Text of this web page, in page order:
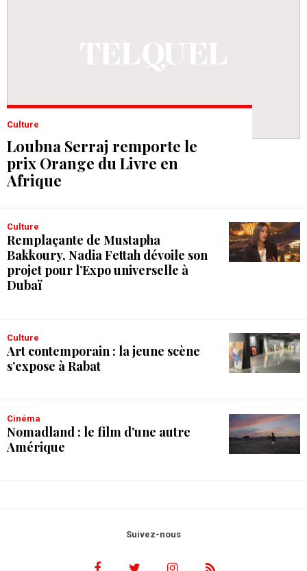
Culture
Loubna Serraj remporte le
prix Orange du Livre en
Afrique
Culture
Remplaçante de Mustapha
Bakkoury, Nadia Fettah dévoile son
projet pour l’Expo universelle à
Dubaï
Culture
Art contemporain : la jeune scène
s’expose à Rabat
Cinéma
Nomadland : le film d’une autre
Amérique
Suivez-nous